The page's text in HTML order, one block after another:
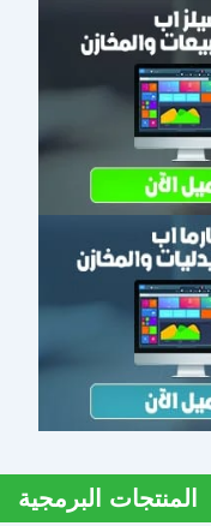
المنتجات البرمجية